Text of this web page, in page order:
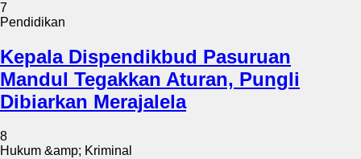
7
Pendidikan
Kepala Dispendikbud Pasuruan
Mandul Tegakkan Aturan, Pungli
Dibiarkan Merajalela
8
Hukum &amp; Kriminal